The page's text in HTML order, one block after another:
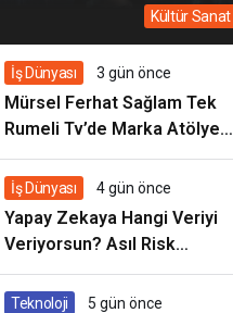
Kültür Sanat
İş Dünyası 3 gün önce
Mürsel Ferhat Sağlam Tek
Rumeli Tv’de Marka Atölyesi
Programına Konuk Oldu
İş Dünyası 4 gün önce
Yapay Zekaya Hangi Veriyi
Veriyorsun? Asıl Risk
Ürettiğin Değil, Verdiğin
Veride
Teknoloji 5 gün önce